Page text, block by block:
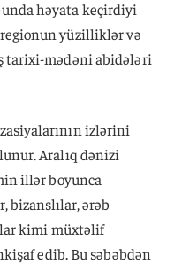
həyata keçirdiyi
yüzilliklər və
tarixi-mədəni abidələri
izlərini
Aralıq dənizi
illər boyunca
bizanslılar, ərəb
kimi müxtəlif
edib. Bu səbəbdən